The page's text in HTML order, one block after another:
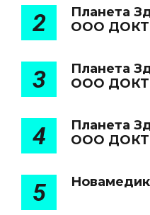
2
Планета
ООО
3
Планета
ООО
4
Планета
ООО
5